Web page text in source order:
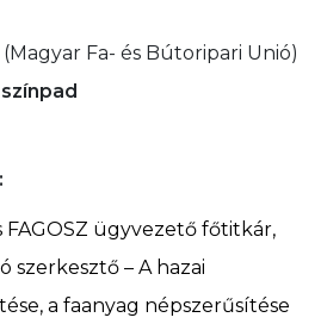
Fa- és Bútoripari Unió)
FAGOSZ ügyvezető főtitkár,
szerkesztő – A hazai
a faanyag népszerűsítése